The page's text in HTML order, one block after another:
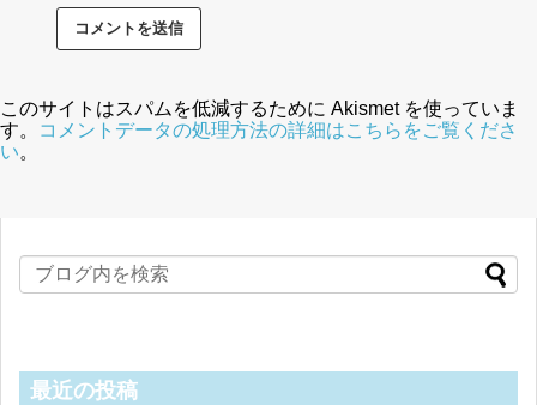
このサイトはスパムを低減するために Akismet を使っていま
す。
コメントデータの処理方法の詳細はこちらをご覧くださ
い。
最近の投稿